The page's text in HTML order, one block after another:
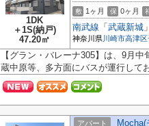
1DK
＋1S(納戸)
47.20㎡
敷 1ヶ月 保 0ヶ月
南武線 「 武蔵新城
神奈川県川崎市高津区
【グラン・バレーナ305】は、9月
蔵中原等、多方面にバスが運行して
アパート Mocha(